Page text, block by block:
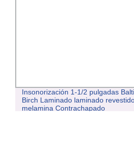
1220*2440*18mm
MDF de materias
pegamento para